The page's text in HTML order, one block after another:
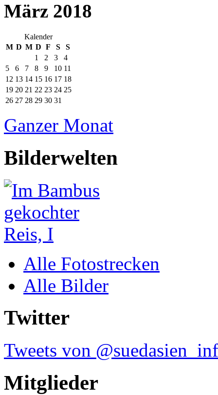
März 2018
Kalender
M D M D F S
S
1
2 3
4
5
6 7 8 9 10 11
12 13 14 15 16 17 18
19 20 21 22 23 24 25
26 27 28 29 30 31
Ganzer Monat
Bilderwelten
Alle Fotostrecken
Alle Bilder
Twitter
Tweets von
Mitglieder